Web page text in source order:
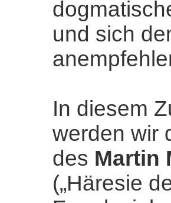
und sich
In diesem
werden wir
des Martin
(„Häresie